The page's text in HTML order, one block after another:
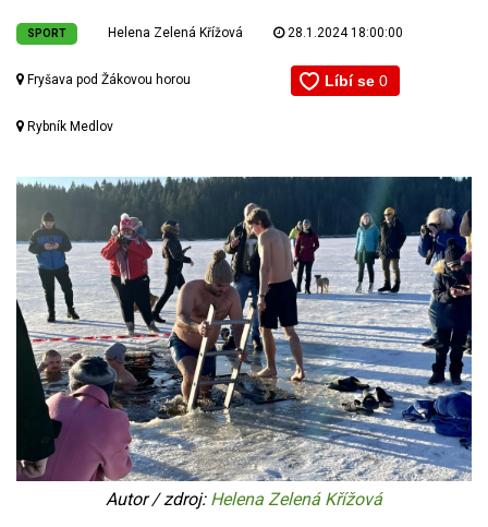
SPORT Helena Zelená Křížová 28.1.2024 18:00:00
Fryšava pod Žákovou horou
Rybník Medlov
Autor / zdroj: Helena Zelená Křížová